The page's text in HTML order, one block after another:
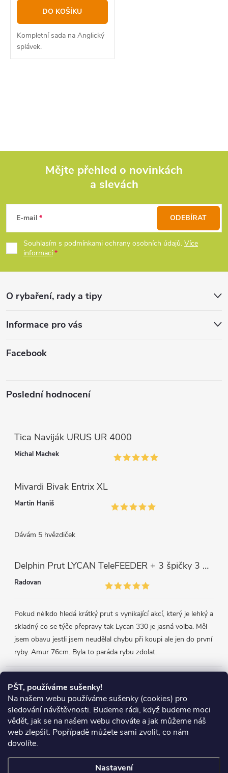
PŠT, používáme sušenky!
Na našem webu používáme sušenky (cookies) pro
sledování návštěvnosti. Budeme rádi, když budeme moci
vědět, jak se na našem webu chováte a jak můžeme náš
web zlepšit. Popřípadě můžete sami zvolit, co nám
dovolíte.
Nastavení
DO KOŠÍKU
Kompletní sada na Anglický
splávek.
á
c
í
p
r
v
y
v
p
s
u
p
a
Mějte přehled o novinkách
a slevách
E-mail
Souhlasím s podmínkami ochrany osobních údajů. Více
informací
ODEBÍRAT
O rybaření, rady a tipy
Informace pro vás
Facebook
Poslední hodnocení
Tica Naviják URUS UR 4000
Michal Machek
Mivardi Bivak Entrix XL
Martin Haniš
Dávám 5 hvězdiček
Delphin Prut LYCAN TeleFEEDER + 3 špičky 3 m, 80 g
Radovan
Pokud nėlkdo hledá krátký prut s vynikající akcí, který je lehký a
skladný co se týče přepravy tak Lycan 330 je jasná volba. Měl
jsem obavu jestli jsem neudělal chybu při koupi ale jen do první
ryby. Amur 76cm. Byla to paráda rybu zdolat.
Přijímáme online platby
Heureka.cz Obchodní podmínky
Reklamace